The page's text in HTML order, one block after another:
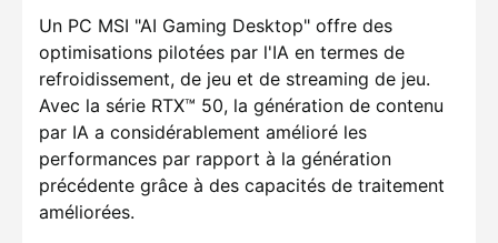
Un PC MSI "AI Gaming Desktop" offre des
optimisations pilotées par l'IA en termes de
refroidissement, de jeu et de streaming de jeu.
Avec la série RTX™ 50, la génération de contenu
par IA a considérablement amélioré les
performances par rapport à la génération
précédente grâce à des capacités de traitement
améliorées.